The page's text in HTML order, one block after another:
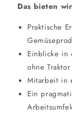
Das bieten
Praktische
Einblicke in
ohne
Mitarbeit in
Ein